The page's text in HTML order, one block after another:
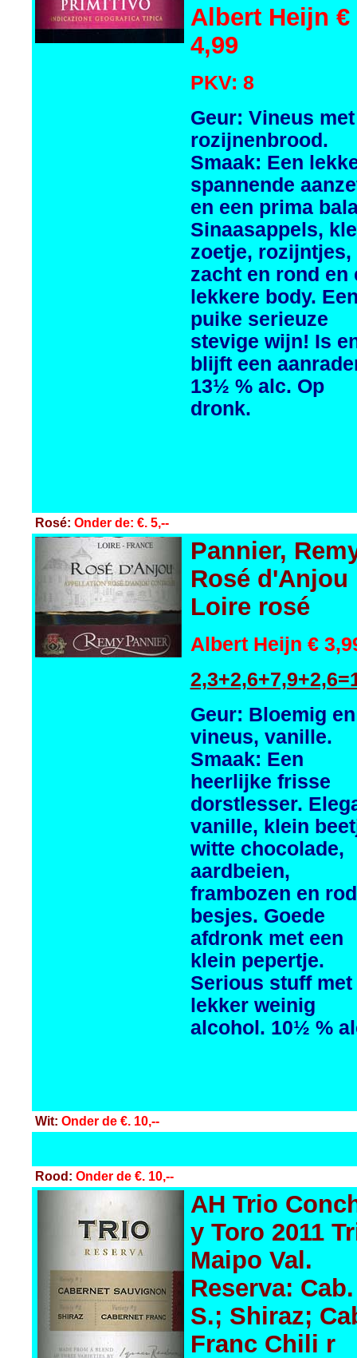
Albert Heijn €
4,99
PKV: 8
Geur: Vineus met
rozijnenbrood.
Smaak: Een
spannende
en een prima
Sinaasappels,
zoetje, rozijntjes,
zacht en rond en
lekkere body.
puike serieuze
stevige wijn! Is
blijft een
13½ % alc. Op
dronk.
Rosé: Onder de: €. 5,--
Pannier,
Rosé d'Anjou
Loire rosé
Albert Heijn €
Geur: Bloemig en
vineus, vanille.
Smaak: Een
heerlijke frisse
dorstlesser.
vanille, klein
witte chocolade,
aardbeien,
frambozen en
besjes. Goede
afdronk met een
klein pepertje.
Serious stuff met
lekker weinig
alcohol. 10½ %
Wit: Onder de €. 10,--
Rood: Onder de €. 10,--
AH Trio
y Toro 2011
Maipo Val.
Reserva: Cab.
S.; Shiraz;
Franc Chili r